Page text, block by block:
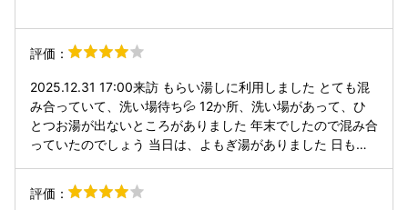
評価：
2025.12.31 17:00来訪 もらい湯しに利用しました とても混
み合っていて、洗い場待ち💦 12か所、洗い場があって、ひ
とつお湯が出ないところがありました 年末でしたので混み合
っていたのでしょう 当日は、よもぎ湯がありました 日も落
も800円と温泉としては適正だと思います 2025年最後の入
浴ができました！感謝🙏
評価：